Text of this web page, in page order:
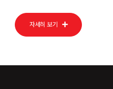
자세히 보기